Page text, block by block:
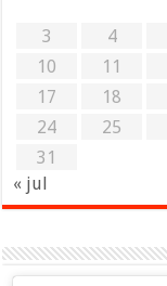
3
4
10
11
17
18
24
25
31
« jul